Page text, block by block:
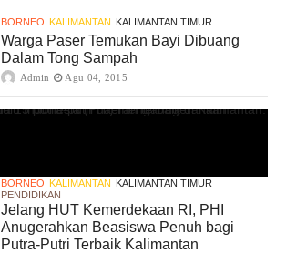
BORNEO KALIMANTAN KALIMANTAN TIMUR
Warga Paser Temukan Bayi Dibuang
Dalam Tong Sampah
Admin Agu 04, 2015
BORNEO KALIMANTAN KALIMANTAN TIMUR
PENDIDIKAN
Jelang HUT Kemerdekaan RI, PHI
Anugerahkan Beasiswa Penuh bagi
Putra-Putri Terbaik Kalimantan